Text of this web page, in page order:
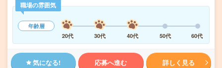
職場の雰囲気
年齢層
20代
30代 40代 50代 60代
気になる! 応募へ進む 詳しく見る